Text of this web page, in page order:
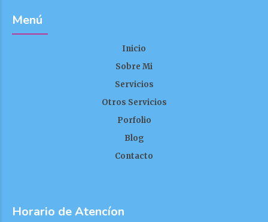
Menú
Inicio
Sobre Mi
Servicios
Otros Servicios
Porfolio
Blog
Contacto
Horario de Atencíon